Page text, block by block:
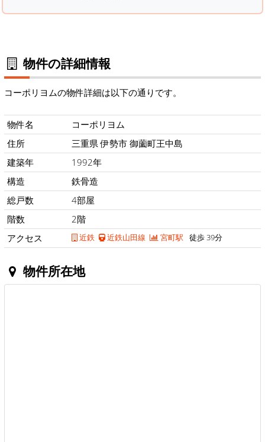
物件の詳細情報
コーポリヨムの物件詳細は以下の通りです。
物件名
コーポリヨム
住所
三重県 伊勢市 御薗町王中島
建築年
1992年
構造
鉄骨造
総戸数
4部屋
階数
2階
アクセス
近鉄 近鉄山田線 宮町駅 徒歩 39分
物件所在地